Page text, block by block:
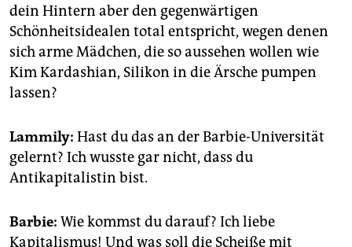
dein Hintern aber den gegenwärtigen
Schönheitsidealen total entspricht, wegen denen
sich arme Mädchen, die so aussehen wollen wie
Kim Kardashian, Silikon in die Ärsche pumpen
lassen?
Lammily: Hast du das an der Barbie-Universität
gelernt? Ich wusste gar nicht, dass du
Antikapitalistin bist.
Barbie: Wie kommst du darauf? Ich liebe
Kapitalismus! Und was soll die Scheiße mit